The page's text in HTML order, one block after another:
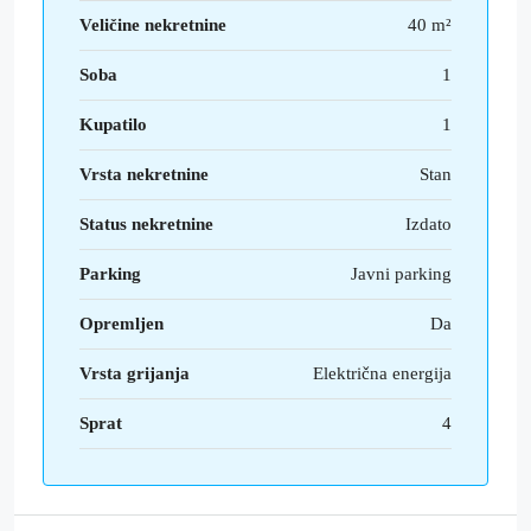
Veličine nekretnine 40 m²
Soba 1
Kupatilo 1
Vrsta nekretnine Stan
Status nekretnine Izdato
Parking Javni parking
Opremljen Da
Vrsta grijanja Električna energija
Sprat 4